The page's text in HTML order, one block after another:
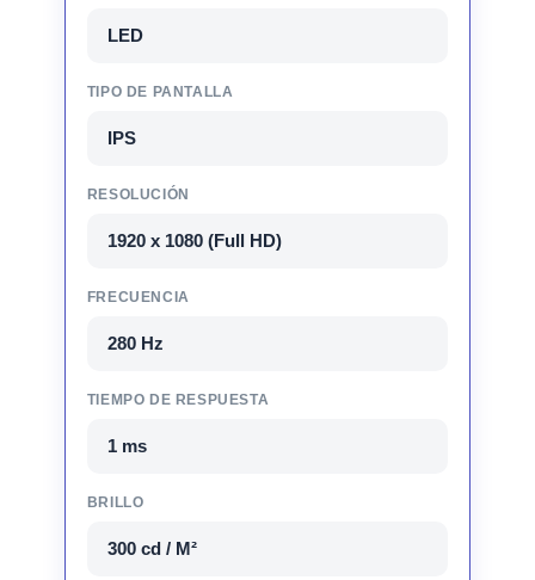
LED
TIPO DE PANTALLA
IPS
RESOLUCIÓN
1920 x 1080 (Full HD)
FRECUENCIA
280 Hz
TIEMPO DE RESPUESTA
1 ms
BRILLO
300 cd / M²